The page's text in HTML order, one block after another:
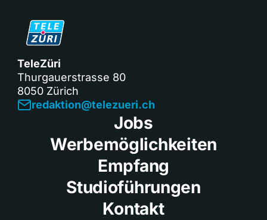
TeleZüri
Thurgauerstrasse 80
8050 Zürich
redaktion@telezueri.ch
Jobs
Werbemöglichkeiten
Empfang
Studioführungen
Kontakt